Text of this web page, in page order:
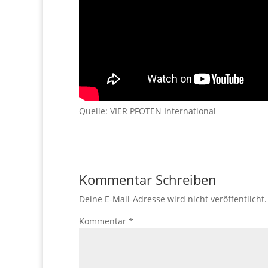
Quelle: VIER PFOTEN International
Kommentar Schreiben
Deine E-Mail-Adresse wird nicht veröffentlicht.
Kommentar *